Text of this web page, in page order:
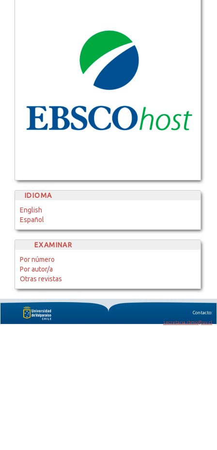
IDIOMA
English
Español
EXAMINAR
Por número
Por autor/a
Otras revistas
Contacto:
secretaria.rbmo@uv.cl